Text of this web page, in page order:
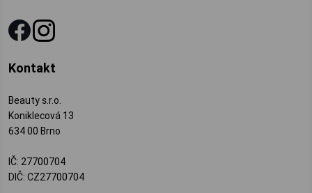
Kontakt
Beauty s.r.o.
Koniklecová 13
634 00 Brno
IČ: 27700704
DIČ: CZ27700704